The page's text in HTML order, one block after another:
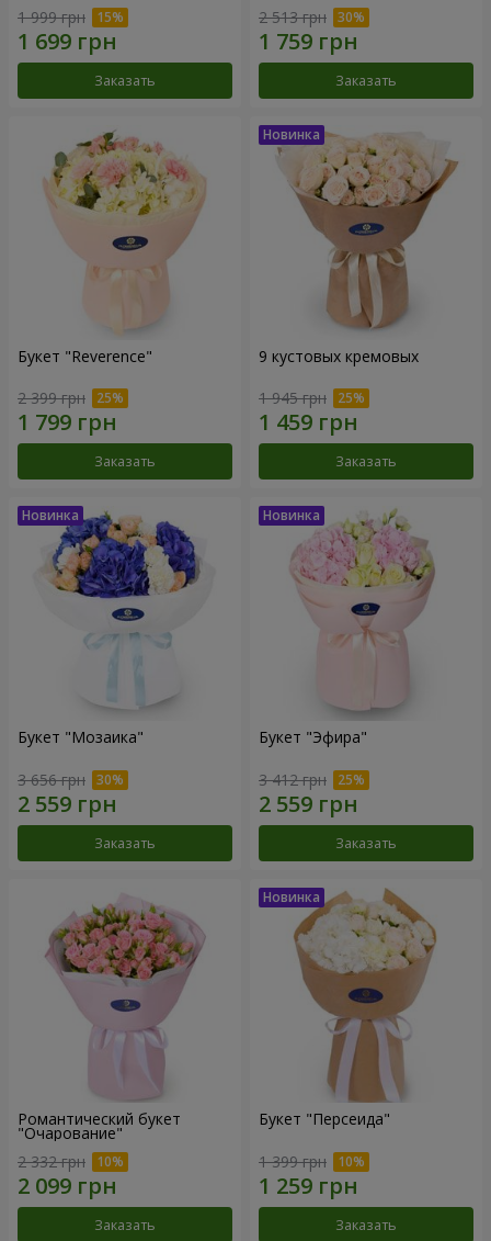
1 999 грн
Заказать
2 513 грн
Заказать
Букет "Reverence"
2 399 грн
Заказать
9 кустовых кремовых
1 945 грн
Заказать
Букет "Мозаика"
3 656 грн
Заказать
Букет "Эфира"
3 412 грн
Заказать
Романтический букет
"Очарование"
2 332 грн
Заказать
Букет "Персеида"
1 399 грн
Заказать